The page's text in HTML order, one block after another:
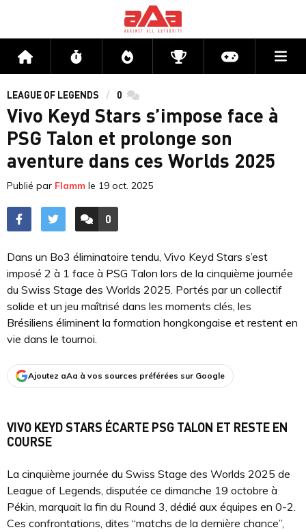
Accueil Flux Directs CompétitionsActu jeux
LEAGUE OF LEGENDS 0 commentaires
Vivo Keyd Stars s’impose face à
PSG Talon et prolonge son
aventure dans ces Worlds 2025
Publié par Flamm le 19 oct. 2025
ACCÉDER AUX
0
COMMENTAIRES
Dans un Bo3 éliminatoire tendu, Vivo Keyd Stars s’est
imposé 2 à 1 face à PSG Talon lors de la cinquième journée
du Swiss Stage des Worlds 2025. Portés par un collectif
solide et un jeu maîtrisé dans les moments clés, les
Brésiliens éliminent la formation hongkongaise et restent en
vie dans le tournoi.
Ajoutez aAa à vos sources préférées sur Google
VIVO KEYD STARS ÉCARTE PSG TALON ET RESTE EN
COURSE
La cinquième journée du Swiss Stage des Worlds 2025 de
League of Legends, disputée ce dimanche 19 octobre à
Pékin, marquait la fin du Round 3, dédié aux équipes en 0-2.
Ces confrontations, dites “matchs de la dernière chance”,